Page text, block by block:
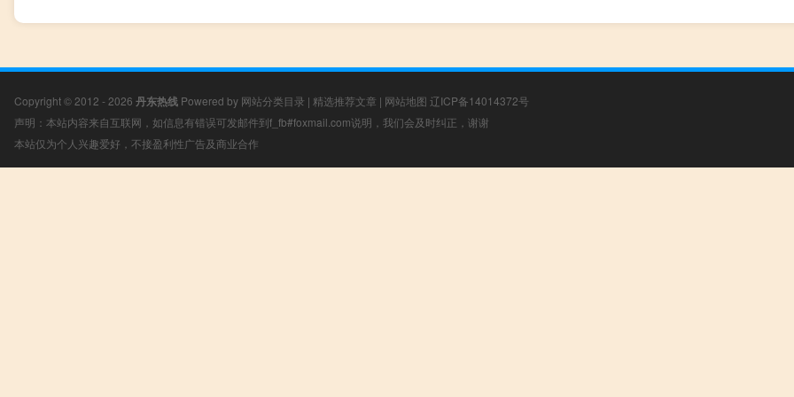
Copyright © 2012 - 2026 丹东热线 Powered by 网站分类目录 | 精选推荐文章 | 网站地图 辽ICP备14014372号
声明：本站内容来自互联网，如信息有错误可发邮件到f_fb#foxmail.com说明，我们会及时纠正，谢谢
本站仅为个人兴趣爱好，不接盈利性广告及商业合作